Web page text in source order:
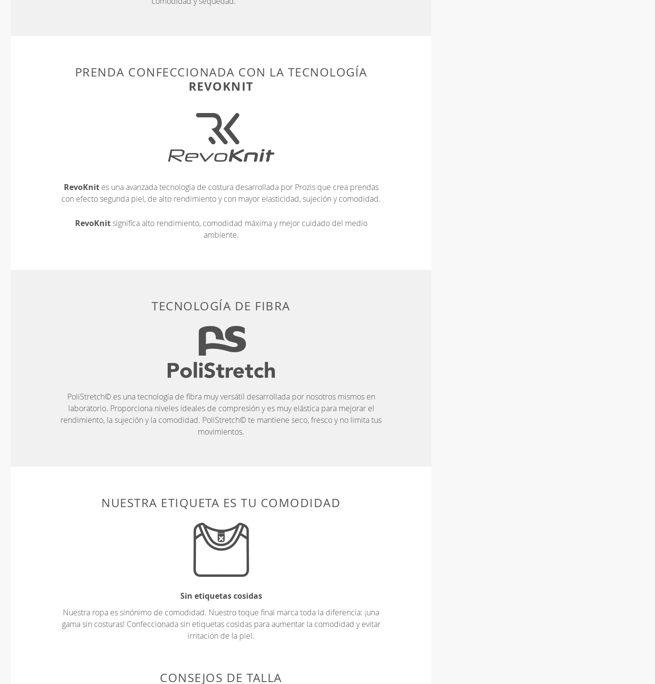
PRENDA CONFECCIONADA CON LA TECNOLOGÍA
REVOKNIT
RevoKnites una avanzada tecnología de costura desarrollada por Prozis que crea prendas
con efecto segunda piel, de alto rendimiento y con mayor elasticidad, sujeción y comodidad.
RevoKnitsignifica alto rendimiento, comodidad máxima y mejor cuidado del medio
ambiente.
TECNOLOGÍA DE FIBRA
PoliStretch© es una tecnología de fibra muy versátil desarrollada por nosotros mismos en
laboratorio. Proporciona niveles ideales de compresión y es muy elástica para mejorar el
rendimiento, la sujeción y la comodidad. PoliStretch© te mantiene seco, fresco y no limita tus
movimientos.
NUESTRA ETIQUETA ES TU COMODIDAD
Sin etiquetas cosidas
Nuestra ropa es sinónimo de comodidad. Nuestro toque final marca toda la diferencia: ¡una
gama sin costuras! Confeccionada sin etiquetas cosidas para aumentar la comodidad y evitar
irritación de la piel.
CONSEJOS DE TALLA